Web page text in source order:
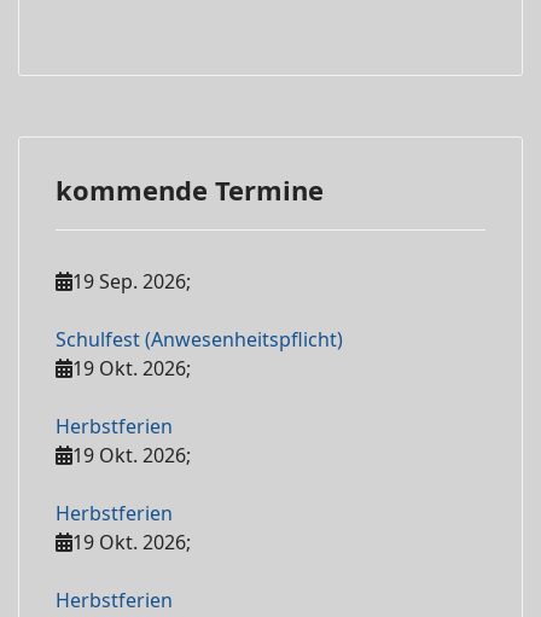
kommende Termine
19 Sep. 2026;
Schulfest (Anwesenheitspflicht)
19 Okt. 2026;
Herbstferien
19 Okt. 2026;
Herbstferien
19 Okt. 2026;
Herbstferien